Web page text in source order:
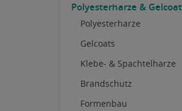
Polyesterharze &
Polyesterharze
Gelcoats
Klebe- & Spachtelharze
Brandschutz
Formenbau